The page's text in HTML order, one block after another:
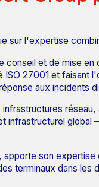
sur l'expertise
et de mise
27001 et faisant
aux incidents
infrastructurel
son
terminaux dans